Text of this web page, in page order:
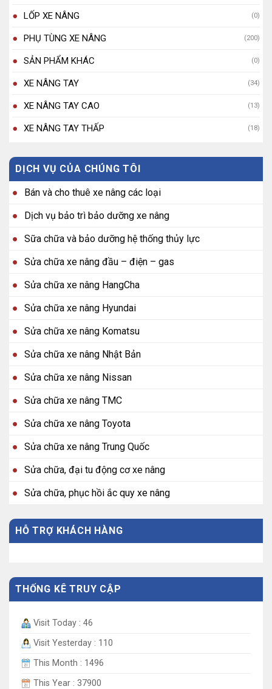
LỐP XE NÂNG (0)
PHỤ TÙNG XE NÂNG (200)
SẢN PHẨM KHÁC (0)
XE NÂNG TAY (34)
XE NÂNG TAY CAO (13)
XE NÂNG TAY THẤP (18)
DỊCH VỤ CỦA CHÚNG TÔI
Bán và cho thuê xe nâng các loại
Dịch vụ bảo trì bảo dưỡng xe nâng
Sữa chữa và bảo dưỡng hệ thống thủy lực
Sửa chữa xe nâng đầu – điện – gas
Sửa chữa xe nâng HangCha
Sửa chữa xe nâng Hyundai
Sửa chữa xe nâng Komatsu
Sửa chữa xe nâng Nhật Bản
Sửa chữa xe nâng Nissan
Sửa chữa xe nâng TMC
Sửa chữa xe nâng Toyota
Sửa chữa xe nâng Trung Quốc
Sửa chữa, đại tu động cơ xe nâng
Sửa chữa, phục hồi ắc quy xe nâng
HỖ TRỢ KHÁCH HÀNG
THỐNG KÊ TRUY CẬP
Visit Today : 46
Visit Yesterday : 110
This Month : 1496
This Year : 37900